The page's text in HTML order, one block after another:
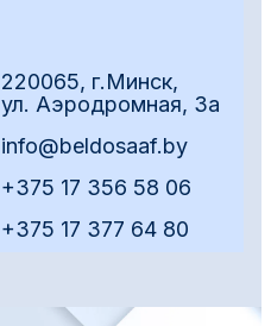
220065, г.Минск,
ул. Аэродромная, 3а
info@beldosaaf.by
+375 17 356 58 06
+375 17 377 64 80